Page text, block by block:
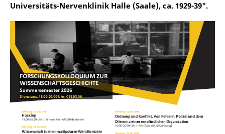
Universitäts-Nervenklinik Halle (Saale), ca. 1929-39".